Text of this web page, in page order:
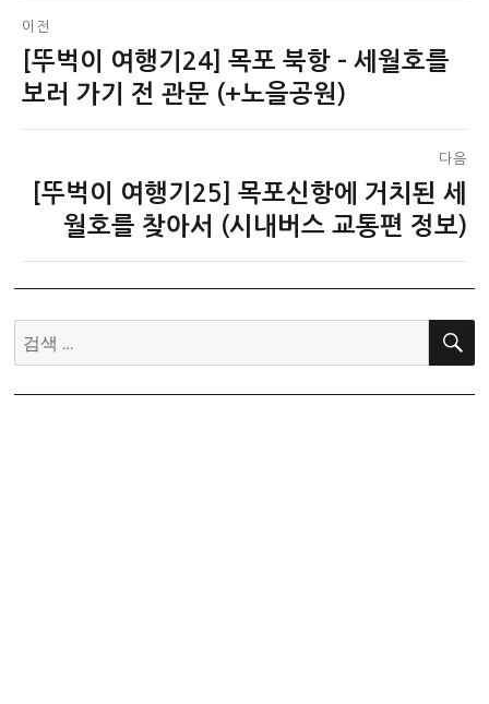
글
탐
이전
이
전
[뚜벅이 여행기24] 목포 북항 – 세월호를
보러 가기 전 관문 (+노을공원)
다음
[뚜벅이 여행기25] 목포신항에 거치된 세
월호를 찾아서 (시내버스 교통편 정보)
검
색:
검